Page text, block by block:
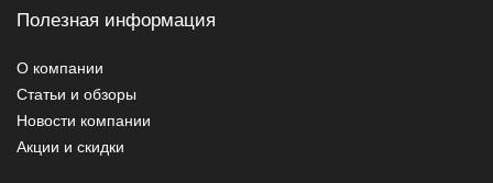
Полезная информация
О компании
Статьи и обзоры
Новости компании
Акции и скидки